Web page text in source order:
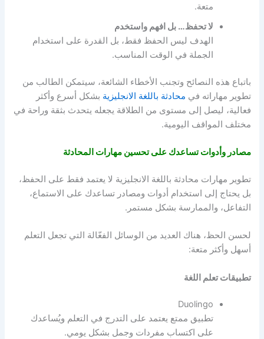
متعة.
لا تحفظ… بل افهم واستخدم
الهدف ليس الحفظ فقط، بل القدرة على استخدام
الجملة في الوقت المناسب.
باتباع هذه النصائح وتجنب الأخطاء الشائعة، سيتمكن الطالب من
تطوير مهاراته في محادثة باللغة الانجليزية بشكل أسرع وأكثر
فعالية، ليصل إلى مستوى من الطلاقة يجعله يتحدث بثقة وراحة في
مختلف المواقف اليومية.
مصادر وأدوات تساعدك على تحسين مهارات المحادثة
تطوير مهارات محادثة باللغة الانجليزية لا يعتمد فقط على الحفظ،
بل يحتاج إلى استخدام أدوات ومصادر تساعدك على الاستماع،
التفاعل، والممارسة بشكل مستمر.
لحسن الحظ، هناك العديد من الوسائل الفعّالة التي تجعل التعلم
أسهل وأكثر متعة:
تطبيقات تعلم اللغة
Duolingo
تطبيق ممتع يعتمد على التدرج في التعلم ويُساعدك
على اكتساب مفردات وجمل بشكل يومي.